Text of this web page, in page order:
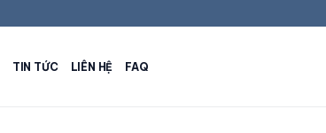
TIN TỨC LIÊN HỆ FAQ